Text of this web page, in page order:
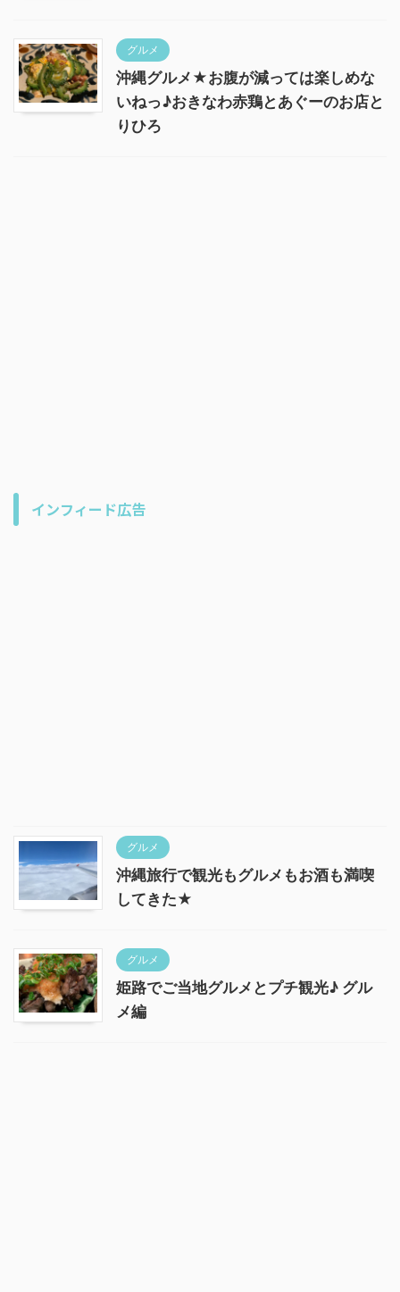
グルメ
沖縄グルメ★お腹が減っては楽しめな
いねっ♪おきなわ赤鶏とあぐーのお店と
りひろ
インフィード広告
グルメ
沖縄旅行で観光もグルメもお酒も満喫
してきた★
グルメ
姫路でご当地グルメとプチ観光♪ グル
メ編